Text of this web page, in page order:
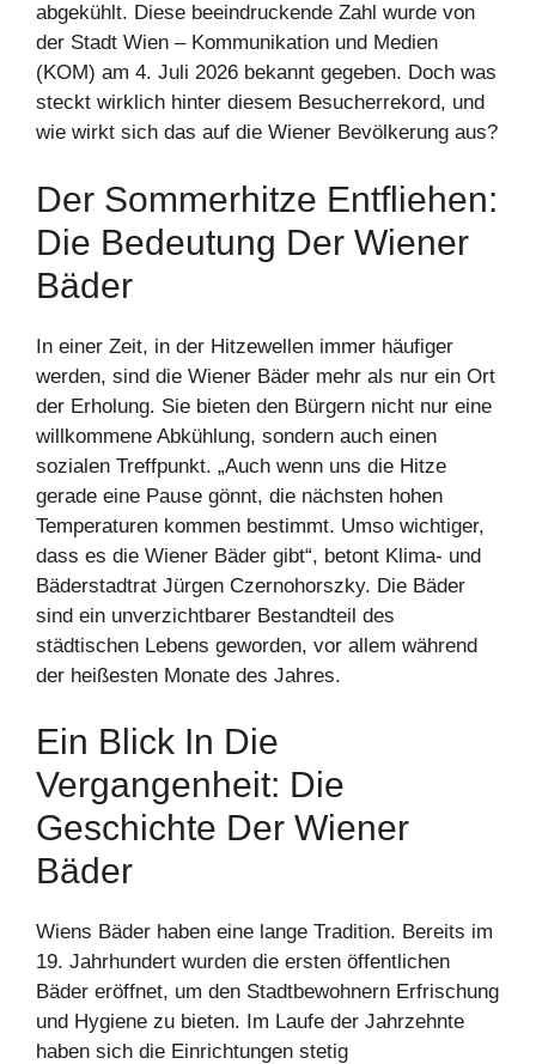
abgekühlt. Diese beeindruckende Zahl wurde von
der Stadt Wien – Kommunikation und Medien
(KOM) am 4. Juli 2026 bekannt gegeben. Doch was
steckt wirklich hinter diesem Besucherrekord, und
wie wirkt sich das auf die Wiener Bevölkerung aus?
Der Sommerhitze Entfliehen:
Die Bedeutung Der Wiener
Bäder
In einer Zeit, in der Hitzewellen immer häufiger
werden, sind die Wiener Bäder mehr als nur ein Ort
der Erholung. Sie bieten den Bürgern nicht nur eine
willkommene Abkühlung, sondern auch einen
sozialen Treffpunkt. „Auch wenn uns die Hitze
gerade eine Pause gönnt, die nächsten hohen
Temperaturen kommen bestimmt. Umso wichtiger,
dass es die Wiener Bäder gibt“, betont Klima- und
Bäderstadtrat Jürgen Czernohorszky. Die Bäder
sind ein unverzichtbarer Bestandteil des
städtischen Lebens geworden, vor allem während
der heißesten Monate des Jahres.
Ein Blick In Die
Vergangenheit: Die
Geschichte Der Wiener
Bäder
Wiens Bäder haben eine lange Tradition. Bereits im
19. Jahrhundert wurden die ersten öffentlichen
Bäder eröffnet, um den Stadtbewohnern Erfrischung
und Hygiene zu bieten. Im Laufe der Jahrzehnte
haben sich die Einrichtungen stetig